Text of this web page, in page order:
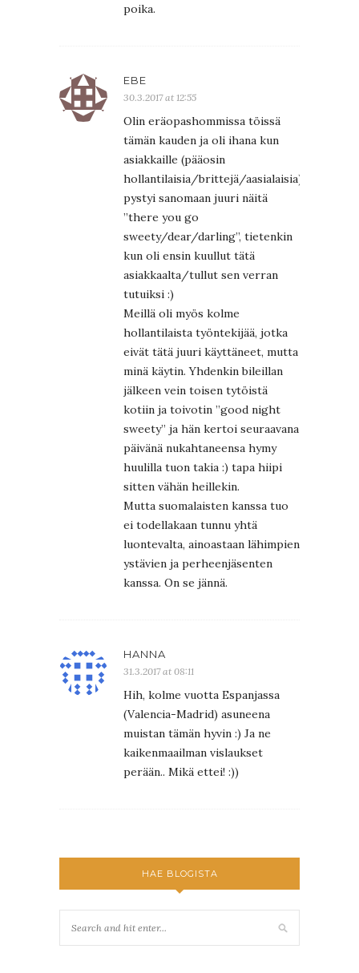
poika.
EBE
30.3.2017 at 12:55
Olin eräopashommissa töissä
tämän kauden ja oli ihana kun
asiakkaille (pääosin
hollantilaisia/brittejä/aasialaisia)
pystyi sanomaan juuri näitä
”there you go
sweety/dear/darling”, tietenkin
kun oli ensin kuullut tätä
asiakkaalta/tullut sen verran
tutuiksi :)
Meillä oli myös kolme
hollantilaista työntekijää, jotka
eivät tätä juuri käyttäneet, mutta
minä käytin. Yhdenkin bileillan
jälkeen vein toisen tytöistä
kotiin ja toivotin ”good night
sweety” ja hän kertoi seuraavana
päivänä nukahtaneensa hymy
huulilla tuon takia :) tapa hiipi
sitten vähän heillekin.
Mutta suomalaisten kanssa tuo
ei todellakaan tunnu yhtä
luontevalta, ainoastaan lähimpien
ystävien ja perheenjäsenten
kanssa. On se jännä.
HANNA
31.3.2017 at 08:11
Hih, kolme vuotta Espanjassa
(Valencia-Madrid) asuneena
muistan tämän hyvin :) Ja ne
kaikenmaailman vislaukset
perään.. Mikä ettei! :))
HAE BLOGISTA